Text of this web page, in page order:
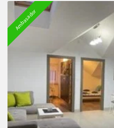
Ambasador